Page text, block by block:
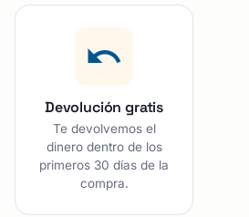
Devolución gratis
Te devolvemos el
dinero dentro de los
primeros 30 días de la
compra.